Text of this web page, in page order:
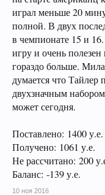
играл меньше 20
полной. В двух
в чемпионате 15 и
игру и очень
гораздо больше.
думается что
двухзначным
может сегодня.
Поставлено: 1400 у.е.
Получено: 1061 у.е.
Не рассчитано: 200
Баланс: -139 у.е.
10 ноя 2016